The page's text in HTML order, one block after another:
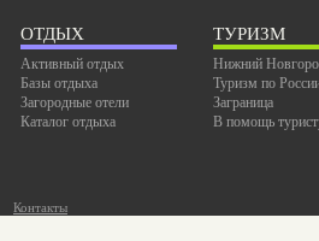
ОТДЫХ
Активный отдых
Базы отдыха
Загородные отели
Каталог отдыха
ТУРИЗМ
Нижний
Туризм по
Заграница
В помощь
Контакты